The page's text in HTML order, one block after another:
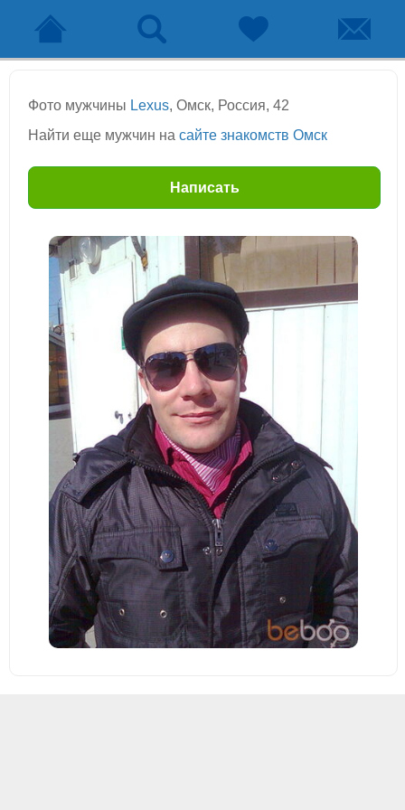
Фото мужчины Lexus, Омск, Россия, 42
Найти еще мужчин на сайте знакомств Омск
Написать